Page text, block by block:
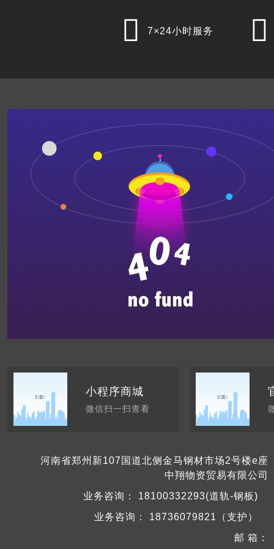
 7×24小时服务 
小程序商城
微信扫一扫查看
河南省郑州新107国道北侧金马钢材市场2号楼e座
中翔物资贸易有限公司
业务咨询：
18100332293(道轨-钢板)
业务咨询：
18736079821（支护）
邮 箱：